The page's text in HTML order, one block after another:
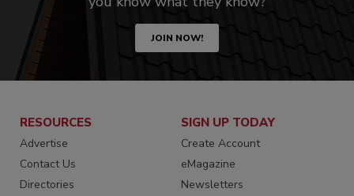
JOIN NOW!
RESOURCES
Advertise
Contact Us
Directories
SIGN UP TODAY
Create Account
eMagazine
Newsletters